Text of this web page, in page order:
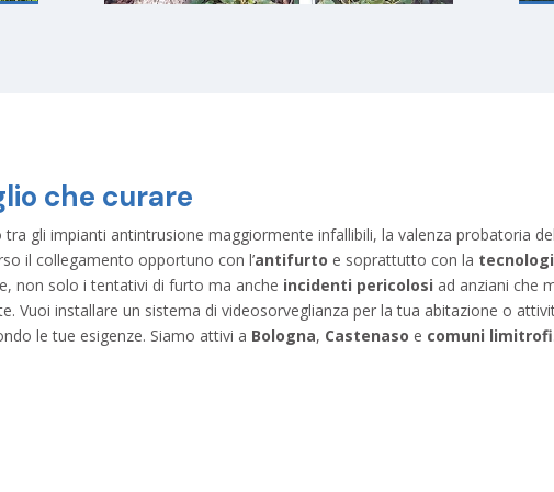
che curare
gli impianti antintrusione maggiormente infallibili, la valenza probatoria
il collegamento opportuno con l’antifurto e soprattutto con la
non solo i tentativi di furto ma anche incidenti pericolosi ad anziani che
Vuoi installare un sistema di videosorveglianza per la tua abitazione o
le tue esigenze. Siamo attivi a Bologna, Castenaso e comuni limitrofi